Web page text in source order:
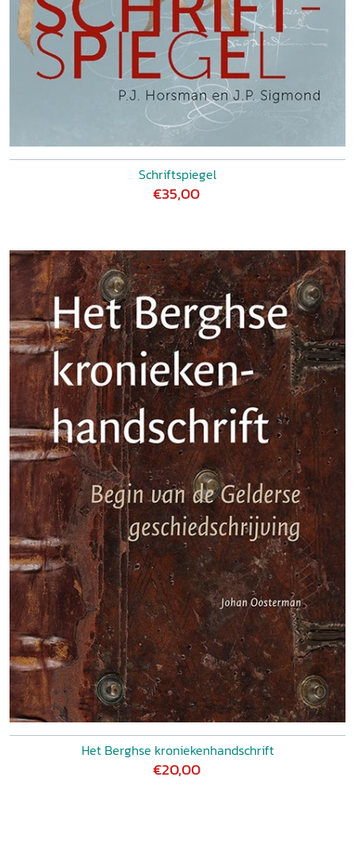
Schriftspiegel
€35,00
Het Berghse kroniekenhandschrift
€20,00